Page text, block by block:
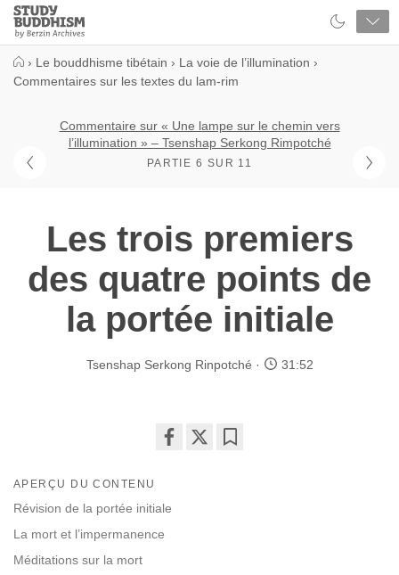
Close
Study
Buddhism
› Le bouddhisme tibétain › La voie de l’illumination ›
Commentaires sur les textes du lam-rim
Commentaire sur « Une lampe sur le chemin vers
l’illumination » – Tsenshap Serkong Rimpotché
PARTIE 6 SUR 11
Les trois premiers
des quatre points de
la portée initiale
Tsenshap Serkong Rinpotché 31:52
facebook
APERÇU DU CONTENU
Révision de la portée initiale
La mort et l’impermanence
Méditations sur la mort